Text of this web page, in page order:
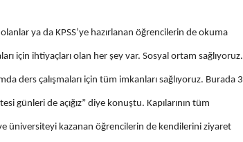
ya da KPSS’ye hazırlanan öğrencilerin de okuma
için ihtiyaçları olan her şey var. Sosyal ortam sağlıyoruz.
ders çalışmaları için tüm imkanları sağlıyoruz. Burada 3
günleri de açığız” diye konuştu. Kapılarının tüm
üniversiteyi kazanan öğrencilerin de kendilerini ziyaret